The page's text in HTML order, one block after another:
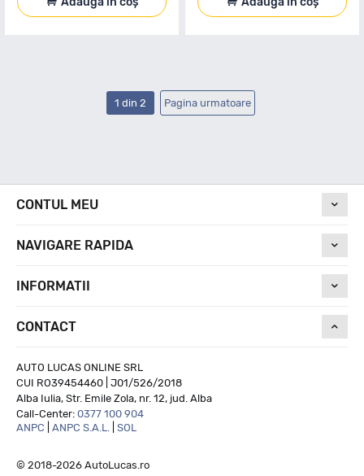
1 din 2 Pagina urmatoare
CONTUL MEU
NAVIGARE RAPIDA
INFORMATII
CONTACT
AUTO LUCAS ONLINE SRL
CUI RO39454460 | J01/526/2018
Alba Iulia, Str. Emile Zola, nr. 12, jud. Alba
Call-Center: 0377 100 904
ANPC
ANPC S.A.L. SOL
© 2018-2026 AutoLucas.ro